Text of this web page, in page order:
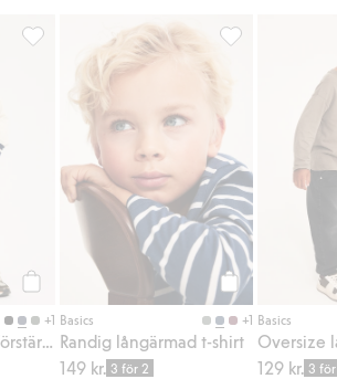
+1
Mjukisbyxor med förstärkta knän, Lägg
Köp
Basics +1
Randig långärmad t-shirt
149 kr. 3 för 2
Basics
129 kr. 3